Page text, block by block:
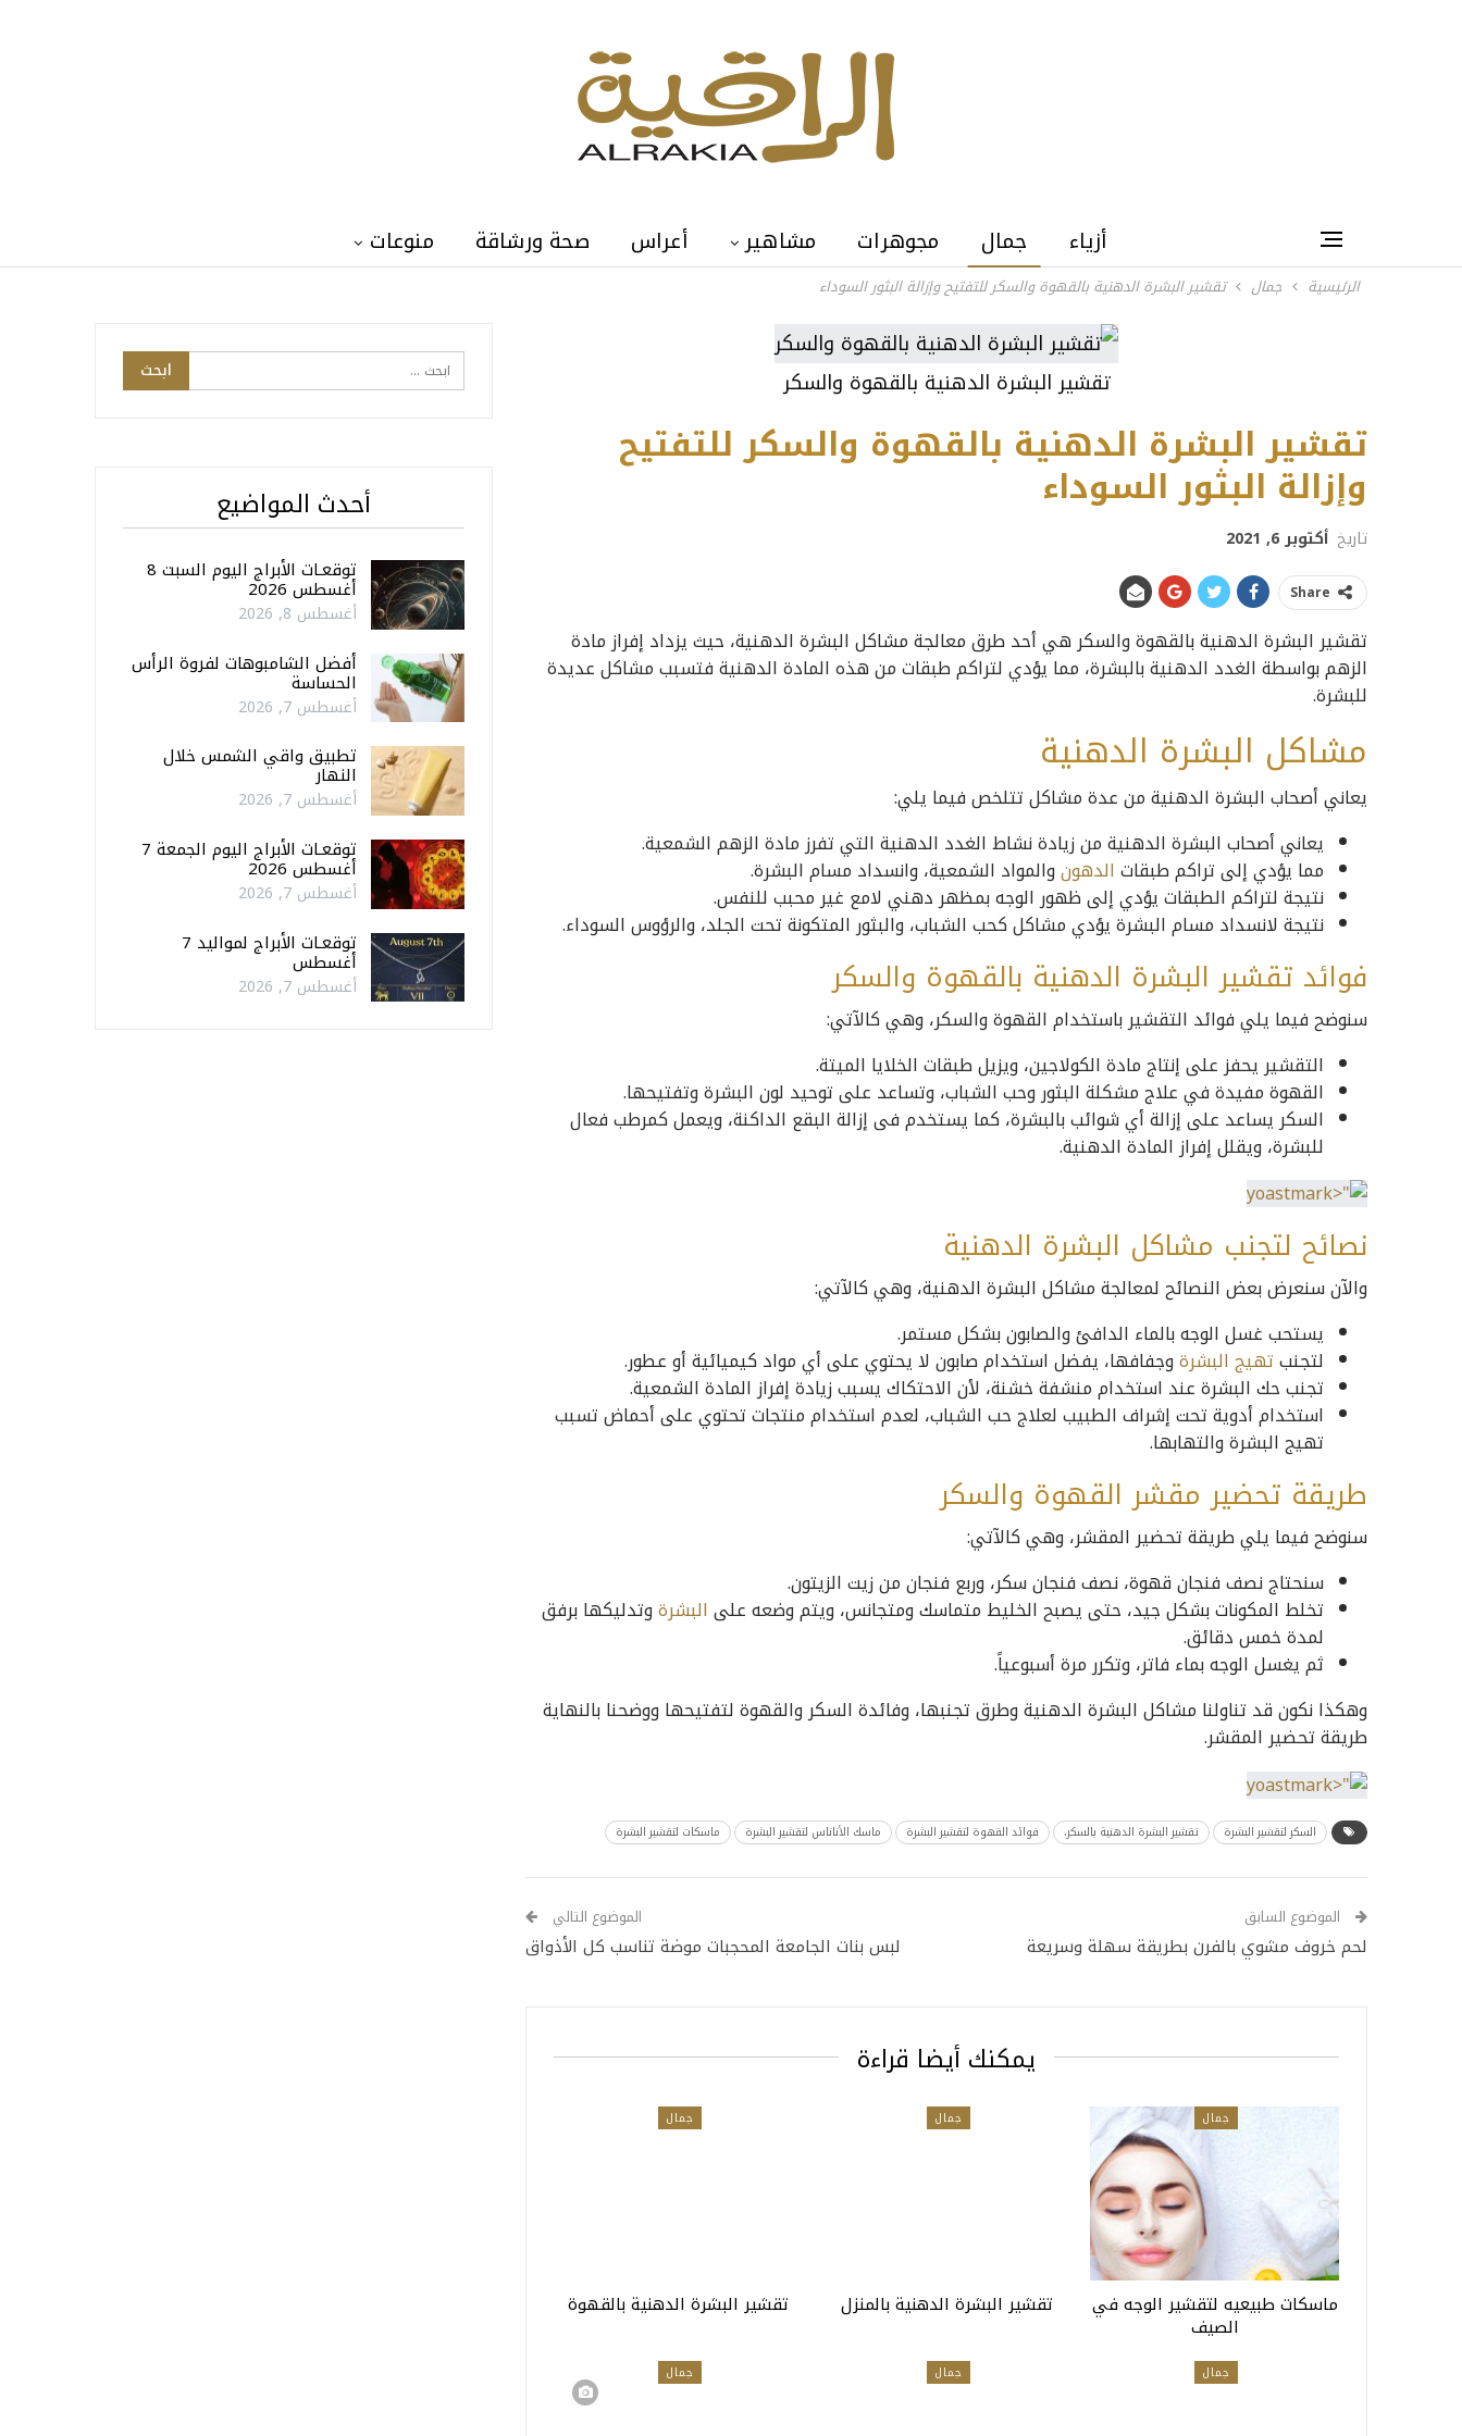
أزياء جمال مجوهرات مشاهير أعراس صحة ورشاقة منوعات
الرئيسية جمال تقشير البشرة الدهنية بالقهوة والسكر للتفتيح وإزالة البثور السوداء
تقشير البشرة الدهنية بالقهوة والسكر
تقشير البشرة الدهنية بالقهوة والسكر للتفتيح
وإزالة البثور السوداء
تاريخ أكتوبر 6, 2021
Share
تقشير البشرة الدهنية بالقهوة والسكر هي أحد طرق معالجة مشاكل البشرة الدهنية، حيث يزداد إفراز مادة
الزهم بواسطة الغدد الدهنية بالبشرة، مما يؤدي لتراكم طبقات من هذه المادة الدهنية فتسبب مشاكل عديدة
للبشرة.
مشاكل البشرة الدهنية
يعاني أصحاب البشرة الدهنية من عدة مشاكل تتلخص فيما يلي:
يعاني أصحاب البشرة الدهنية من زيادة نشاط الغدد الدهنية التي تفرز مادة الزهم الشمعية.
مما يؤدي إلى تراكم طبقات الدهونوالمواد الشمعية، وانسداد مسام البشرة.
نتيجة لتراكم الطبقات يؤدي إلى ظهور الوجه بمظهر دهني لامع غير محبب للنفس.
نتيجة لانسداد مسام البشرة يؤدي مشاكل كحب الشباب، والبثور المتكونة تحت الجلد، والرؤوس السوداء.
فوائد تقشير البشرة الدهنية بالقهوة والسكر
سنوضح فيما يلي فوائد التقشير باستخدام القهوة والسكر، وهي كالآتي:
التقشير يحفز على إنتاج مادة الكولاجين، ويزيل طبقات الخلايا الميتة.
القهوة مفيدة في علاج مشكلة البثور وحب الشباب، وتساعد على توحيد لون البشرة وتفتيحها.
السكر يساعد على إزالة أي شوائب بالبشرة، كما يستخدم فى إزالة البقع الداكنة، ويعمل كمرطب فعال
للبشرة، ويقلل إفراز المادة الدهنية.
نصائح لتجنب مشاكل البشرة الدهنية
والآن سنعرض بعض النصائح لمعالجة مشاكل البشرة الدهنية، وهي كالآتي:
يستحب غسل الوجه بالماء الدافئ والصابون بشكل مستمر.
لتجنبتهيج البشرةوجفافها، يفضل استخدام صابون لا يحتوي على أي مواد كيميائية أو عطور.
تجنب حك البشرة عند استخدام منشفة خشنة، لأن الاحتكاك يسبب زيادة إفراز المادة الشمعية.
استخدام أدوية تحت إشراف الطبيب لعلاج حب الشباب، لعدم استخدام منتجات تحتوي على أحماض تسبب
تهيج البشرة والتهابها.
طريقة تحضير مقشر القهوة والسكر
سنوضح فيما يلي طريقة تحضير المقشر، وهي كالآتي:
سنحتاج نصف فنجان قهوة، نصف فنجان سكر، وربع فنجان من زيت الزيتون.
تخلط المكونات بشكل جيد، حتى يصبح الخليط متماسك ومتجانس، ويتم وضعه على البشرةوتدليكها برفق
لمدة خمس دقائق.
ثم يغسل الوجه بماء فاتر، وتكرر مرة أسبوعياً.
وهكذا نكون قد تناولنا مشاكل البشرة الدهنية وطرق تجنبها، وفائدة السكر والقهوة لتفتيحها ووضحنا بالنهاية
طريقة تحضير المقشر.
السكر لتقشير البشرة تقشير البشرة الدهنية بالسكر، فوائد القهوة لتقشير البشرة ماسك الأناناس لتقشير البشرة ماسكات لتقشير البشرة
الموضوع السابق
لحم خروف مشوي بالفرن بطريقة سهلة وسريعة
الموضوع التالي
لبس بنات الجامعة المحجبات موضة تناسب كل الأذواق
يمكنك أيضا قراءة
جمال
ماسكات طبيعيه لتقشير الوجه في
الصيف
جمال
تقشير البشرة الدهنية بالمنزل
جمال
تقشير البشرة الدهنية بالقهوة
جمال جمال جمال
أحدث المواضيع
توقعـات الأبراج اليوم السبت 8
أغسطس 2026
أغسطس 8, 2026
أفضل الشامبوهات لفروة الرأس
الحساسة
أغسطس 7, 2026
تطبيق واقي الشمس خلال
النهار
أغسطس 7, 2026
توقعـات الأبراج اليوم الجمعة 7
أغسطس 2026
أغسطس 7, 2026
توقعـات الأبراج لمواليد 7
أغسطس
أغسطس 7, 2026